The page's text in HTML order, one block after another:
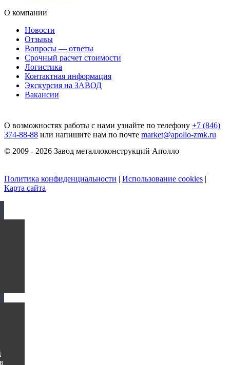
О компании
Новости
Отзывы
Вопросы — ответы
Срочный расчет стоимости
Логистика
Контактная информация
Экскурсия на ЗАВОД
Вакансии
О возможностях работы с нами узнайте по телефону +7 (846)
374-88-88 или напишите нам по почте market@apollo-zmk.ru
© 2009 - 2026 Завод металлоконструкций Аполло
Политика конфиденциальности | Использование cookies |
Карта сайта